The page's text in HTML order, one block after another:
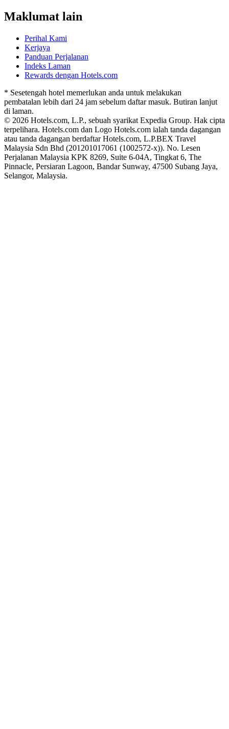
Maklumat lain
Perihal Kami
Kerjaya
Panduan Perjalanan
Indeks Laman
Rewards dengan Hotels.com
* Sesetengah hotel memerlukan anda untuk melakukan
pembatalan lebih dari 24 jam sebelum daftar masuk. Butiran lanjut
di laman.
© 2026 Hotels.com, L.P., sebuah syarikat Expedia Group. Hak cipta
terpelihara. Hotels.com dan Logo Hotels.com ialah tanda dagangan
atau tanda dagangan berdaftar Hotels.com, L.P.BEX Travel
Malaysia Sdn Bhd (201201017061 (1002572-x)). No. Lesen
Perjalanan Malaysia KPK 8269, Suite 6-04A, Tingkat 6, The
Pinnacle, Persiaran Lagoon, Bandar Sunway, 47500 Subang Jaya,
Selangor, Malaysia.